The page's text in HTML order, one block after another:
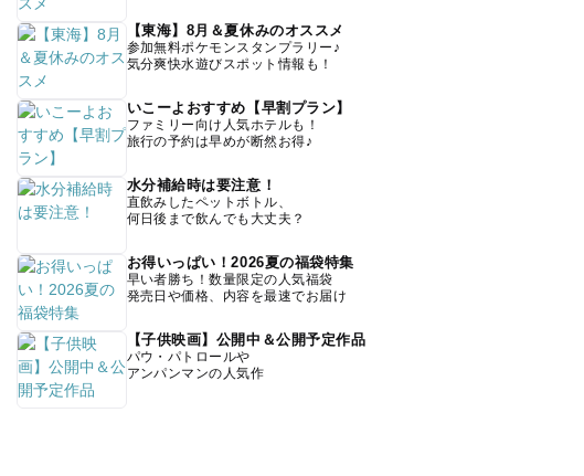
【東海】8月＆夏休みのオススメ
参加無料ポケモンスタンプラリー♪
気分爽快水遊びスポット情報も！
いこーよおすすめ【早割プラン】
ファミリー向け人気ホテルも！
旅行の予約は早めが断然お得♪
水分補給時は要注意！
直飲みしたペットボトル、
何日後まで飲んでも大丈夫？
お得いっぱい！2026夏の福袋特集
早い者勝ち！数量限定の人気福袋
発売日や価格、内容を最速でお届け
【子供映画】公開中＆公開予定作品
パウ・パトロールや
アンパンマンの人気作